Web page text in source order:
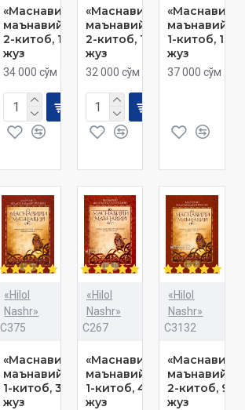
«Маснавийи
маънавий»
2-китоб, 11-
жуз
34 000 сўм
«Маснавийи
маънавий»
2-китоб, 10-
жуз
32 000 сўм
«Маснавийи
маънавий»
1-китоб, 1-
жуз
37 000 сўм
«Hilol
Nashr»
C375
«Маснавийи
маънавий»
1-китоб, 3-
жуз
«Hilol
Nashr»
C267
«Маснавийи
маънавий»
1-китоб, 4-
жуз
«Hilol
Nashr»
C3132
«Маснавийи
маънавий»
2-китоб, 9-
жуз